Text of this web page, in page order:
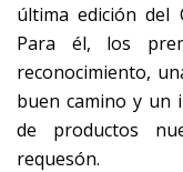
última edición del
Para él, los
reconocimiento,
buen camino y un
de productos
requesón.